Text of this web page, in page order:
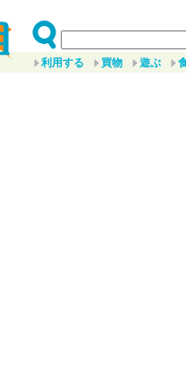
利用する 買物 遊ぶ